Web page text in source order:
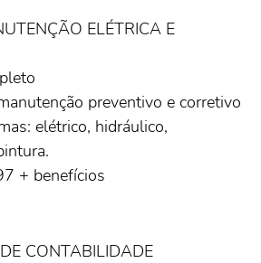
ELÉTRICA E
preventivo e corretivo
elétrico, hidráulico,
+ benefícios
CONTABILIDADE